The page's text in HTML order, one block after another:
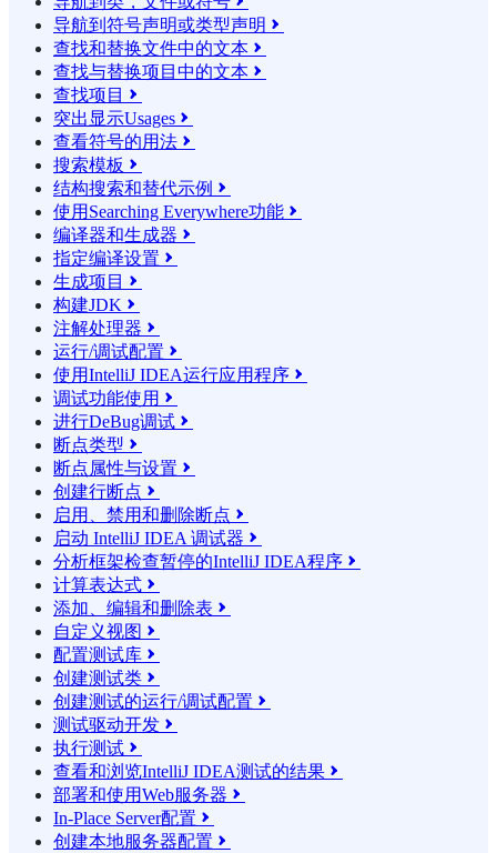
导航到符号声明或类型声明 
查找和替换文件中的文本 
查找与替换项目中的文本 
查找项目 
突出显示Usages 
查看符号的用法 
搜索模板 
结构搜索和替代示例 
使用Searching Everywhere功能 
编译器和生成器 
指定编译设置 
生成项目 
构建JDK 
注解处理器 
运行/调试配置 
使用IntelliJ IDEA运行应用程序 
调试功能使用 
进行DeBug调试 
断点类型 
断点属性与设置 
创建行断点 
启用、禁用和删除断点 
启动 IntelliJ IDEA 调试器 
分析框架检查暂停的IntelliJ IDEA程序 
计算表达式 
添加、编辑和删除表 
自定义视图 
配置测试库 
创建测试类 
创建测试的运行/调试配置 
测试驱动开发 
执行测试 
查看和浏览IntelliJ IDEA测试的结果 
部署和使用Web服务器 
In-Place Server配置 
创建本地服务器配置 